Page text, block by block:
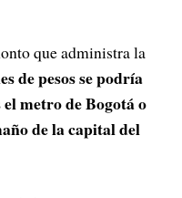
que administra la
de pesos se podría
metro de Bogotá o
de la capital del